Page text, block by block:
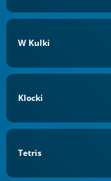
W Kulki
Klocki
Tetris